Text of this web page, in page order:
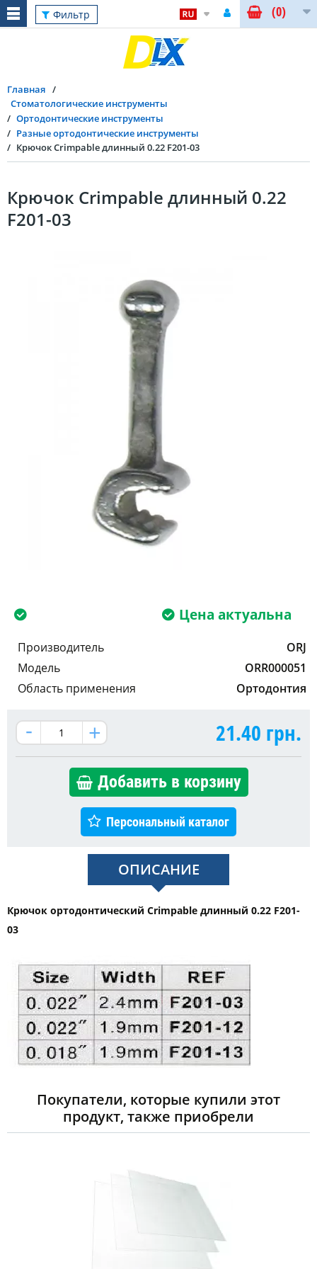
Фильтр (0)
Главная
Стоматологические инструменты
Ортодонтические инструменты
Разные ортодонтические инструменты
Крючок Crimpable длинный 0.22 F201-03
Крючок Crimpable длинный 0.22
F201-03
Цена актуальна
Производитель
ORJ
Модель
ORR000051
Область применения
Ортодонтия
21.40 грн.
Добавить в корзину
Персональный каталог
ОПИСАНИЕ
Крючок ортодонтический Crimpable длинный 0.22 F201-
03
Покупатели, которые купили этот
продукт, также приобрели